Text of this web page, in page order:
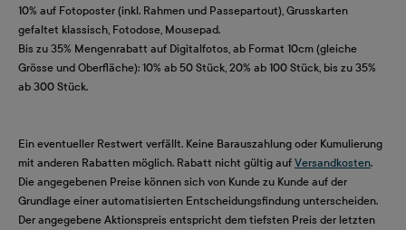
10% auf Fotoposter (inkl. Rahmen und Passepartout), Grusskarten
gefaltet klassisch, Fotodose, Mousepad.
Bis zu 35% Mengenrabatt auf Digitalfotos, ab Format 10cm (gleiche
Grösse und Oberfläche): 10% ab 50 Stück, 20% ab 100 Stück, bis zu 35%
ab 300 Stück.
Ein eventueller Restwert verfällt. Keine Barauszahlung oder Kumulierung
mit anderen Rabatten möglich. Rabatt nicht gültig auf Versandkosten.
Die angegebenen Preise können sich von Kunde zu Kunde auf der
Grundlage einer automatisierten Entscheidungsfindung unterscheiden.
Der angegebene Aktionspreis entspricht dem tiefsten Preis der letzten